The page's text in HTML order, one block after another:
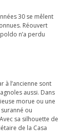
30 se mêlent
Réouvert
n’a perdu
à l’ancienne sont
aussi. Dans
morue ou une
ou
sa silhouette de
de la Casa